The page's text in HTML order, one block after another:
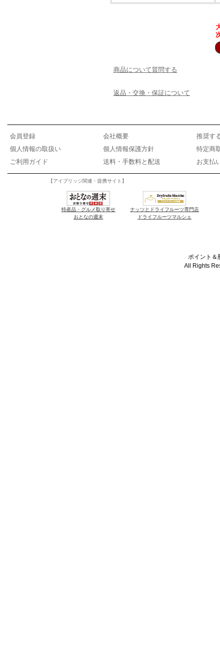
商品について質問する
返品・交換・保証について
会員登録 会社概要
推奨す
個人情報の取扱い
個人情報保護方針
特定商
ご利用ガイド
送料・手数料と配送 お支払
【アイブリッジ関連・提携サイト】
特産品・グルメ取り寄せ
おとなの週末
ナッツとドライフルーツ専門店
ドライフルーツマルシェ
ポイント＆
All Rights